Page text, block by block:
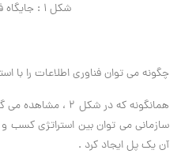
شکل 1 : جایگاه فناوری اطلاعات
چگونه می توان فناوری اطلاعات را با
همانگونه که در شکل
سازمانی می توان بین استراتژی کسب
آن یک پل ایجاد کرد .